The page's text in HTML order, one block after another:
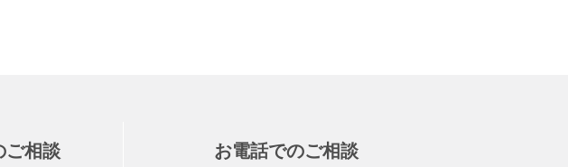
ご相談 お電話でのご相談